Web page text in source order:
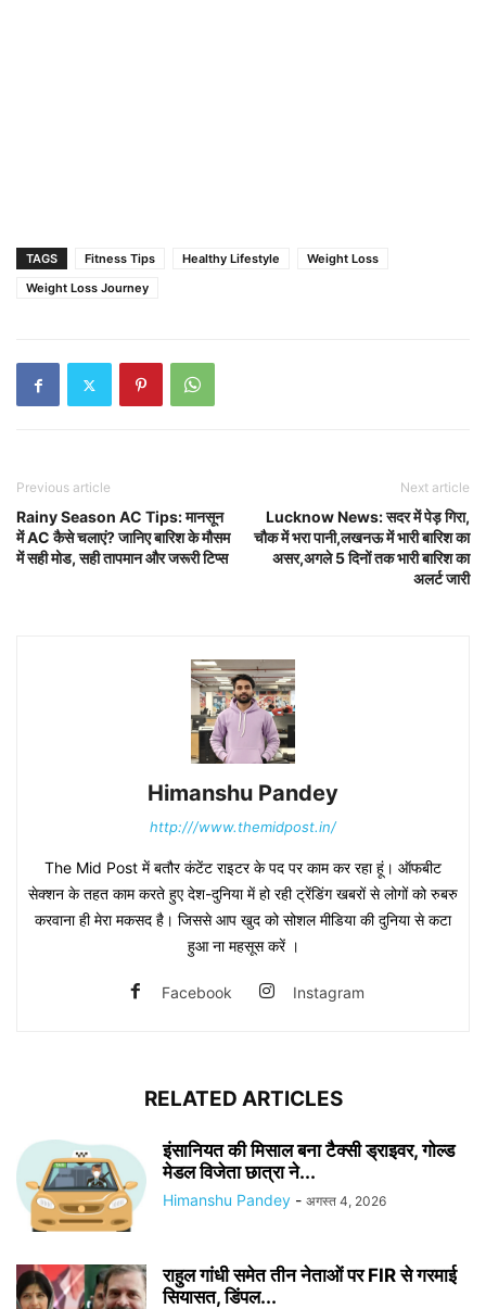
TAGS Fitness Tips Healthy Lifestyle
Weight Loss
Weight Loss Journey
Previous article
Rainy Season AC Tips: मानसून
में AC कैसे चलाएं? जानिए बारिश के मौसम
में सही मोड, सही तापमान और जरूरी टिप्स
Next article
Lucknow News: सदर में पेड़ गिरा,
चौक में भरा पानी,लखनऊ में भारी बारिश का
असर,अगले 5 दिनों तक भारी बारिश का
अलर्ट जारी
Himanshu Pandey
http:///www.themidpost.in/
The Mid Post में बतौर कंटेंट राइटर के पद पर काम कर रहा हूं। ऑफबीट
सेक्शन के तहत काम करते हुए देश-दुनिया में हो रही ट्रेंडिंग खबरों से लोगों को रुबरु
करवाना ही मेरा मकसद है। जिससे आप खुद को सोशल मीडिया की दुनिया से कटा
हुआ ना महसूस करें ।
Facebook Instagram
RELATED ARTICLES
इंसानियत की मिसाल बना टैक्सी ड्राइवर, गोल्ड
मेडल विजेता छात्रा ने...
Himanshu Pandey - अगस्त 4, 2026
राहुल गांधी समेत तीन नेताओं पर FIR से गरमाई
सियासत, डिंपल...